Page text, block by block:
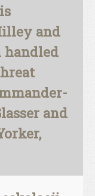
and
handled
and